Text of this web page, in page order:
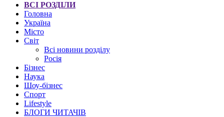
ВСІ РОЗДІЛИ
Головна
Україна
Місто
Світ
Всі новини розділу
Росія
Бізнес
Наука
Шоу-бізнес
Спорт
Lifestyle
БЛОГИ ЧИТАЧІВ